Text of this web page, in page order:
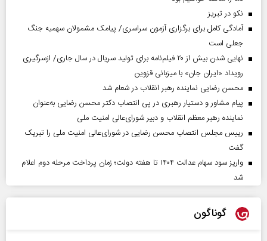
نکو در تبریز
آمادگی کامل برای برگزاری آزمون سراسری/ پیامک مشمولان سهمیه جنگ
جعلی است
نهایی شدن بیش از ۲۰ فیلم‌نامه برای تولید سریال در سال جاری/ ازسرگیری
رویداد «ایران جان» با میزبانی قزوین
محسن رضایی نماینده رهبر انقلاب در شعام شد
پیام مشاور و دستیار رهبری در پی انتصاب دکتر محسن رضایی به‌عنوان
نماینده رهبر معظم انقلاب و دبیر شورای‌عالی امنیت ملی
رییس مجلس انتصاب محسن رضایی در شورای‌عالی امنیت ملی را تبریک
گفت
واریز سود سهام عدالت ۱۴۰۴ تا هفته دولت؛ زمان پرداخت مرحله دوم اعلام
شد
گوناگون